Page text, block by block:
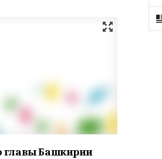
главы Башкирии